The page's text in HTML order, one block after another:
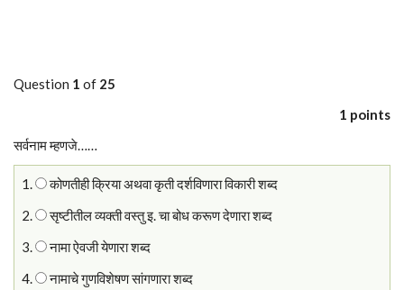
Question 1 of 25
1 points
सर्वनाम म्हणजे……
1.
कोणतीही क्रिया अथवा कृती दर्शविणारा विकारी शब्द
2.
सृष्टीतील व्यक्ती वस्तु इ. चा बोध करूण देणारा शब्द
3.
नामा ऐवजी येणारा शब्द
4.
नामाचे गुणविशेषण सांगणारा शब्द